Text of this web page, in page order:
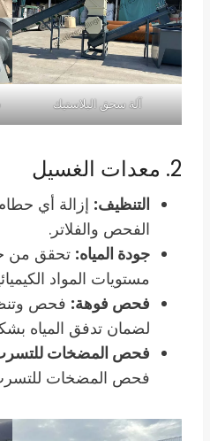
آلة سحق البلاستيك
2. معدات الغسيل
التنظيف: إزالة أي
الفحص والفلاتر.
جودة المياه: تحقق من
مستويات المواد
فحص فوهة: فحص
لضمان تدفق المياه
فحص المضخات
فحص المضخات